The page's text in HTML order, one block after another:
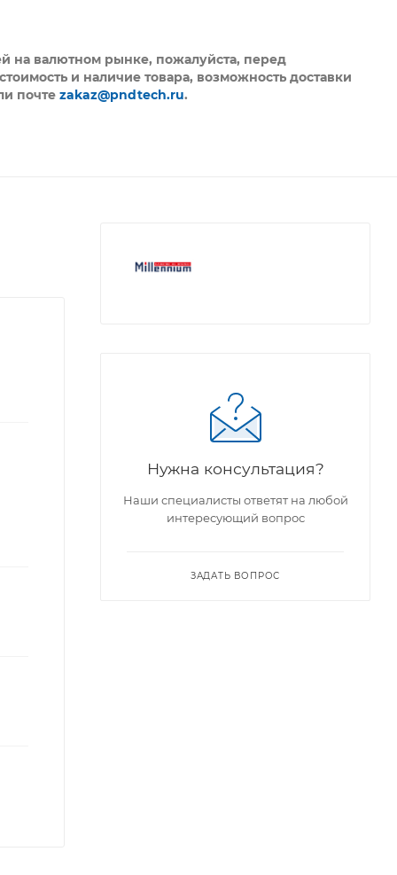
на валютном рынке, пожалуйста, перед
и наличие товара, возможность доставки
почтеzakaz@pndtech.ru.
Нужна консультация?
Наши специалисты ответят на любой
интересующий вопрос
ЗАДАТЬ ВОПРОС